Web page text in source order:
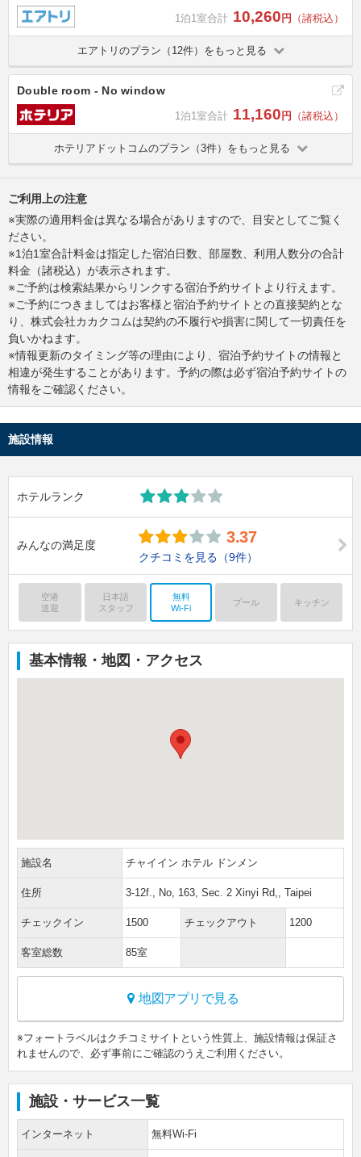
1泊1室合計 10,260 円 （諸税込）
エアトリのプラン（12件）をもっと見る
Double room - No window
1泊1室合計 11,160 円 （諸税込）
ホテリアドットコムのプラン（3件）をもっと見る
ご利用上の注意
※実際の適用料金は異なる場合がありますので、目安としてご覧く
ださい。
※1泊1室合計料金は指定した宿泊日数、部屋数、利用人数分の合計
料金（諸税込）が表示されます。
※ご予約は検索結果からリンクする宿泊予約サイトより行えます。
※ご予約につきましてはお客様と宿泊予約サイトとの直接契約とな
り、株式会社カカクコムは契約の不履行や損害に関して一切責任を
負いかねます。
※情報更新のタイミング等の理由により、宿泊予約サイトの情報と
相違が発生することがあります。予約の際は必ず宿泊予約サイトの
情報をご確認ください。
施設情報
ホテルランク
みんなの満足度 3.37
クチコミを見る （9件）
空港
送迎
日本語
スタッフ
無料
Wi-Fi
プール キッチン
基本情報・地図・アクセス
施設名 チャイイン ホテル ドンメン
住所 3-12f., No, 163, Sec. 2 Xinyi Rd,, Taipei
チェックイン 1500 チェックアウト 1200
客室総数 85室
地図アプリで見る
※フォートラベルはクチコミサイトという性質上、施設情報は保証さ
れませんので、必ず事前にご確認のうえご利用ください。
施設・サービス一覧
インターネット 無料Wi-Fi